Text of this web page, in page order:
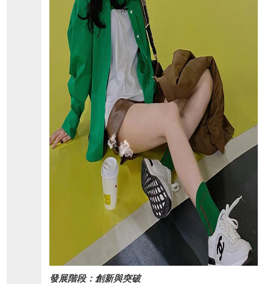
發展階段：創新與突破